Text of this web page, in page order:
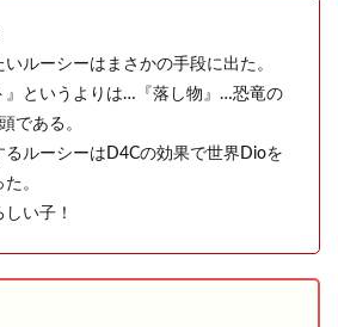
ルーシーはまさかの手段に出た。
』というよりは…『落し物』…恐竜の
である。
るルーシーはD4Cの効果で世界Dioを
。
い子！